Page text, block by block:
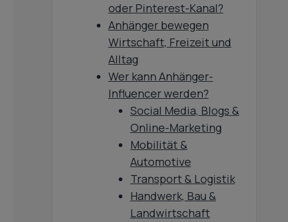
oder Pinterest-Kanal?
Anhänger bewegen
Wirtschaft, Freizeit und
Alltag
Wer kann Anhänger-
Influencer werden?
Social Media, Blogs &
Online-Marketing
Mobilität &
Automotive
Transport & Logistik
Handwerk, Bau &
Landwirtschaft